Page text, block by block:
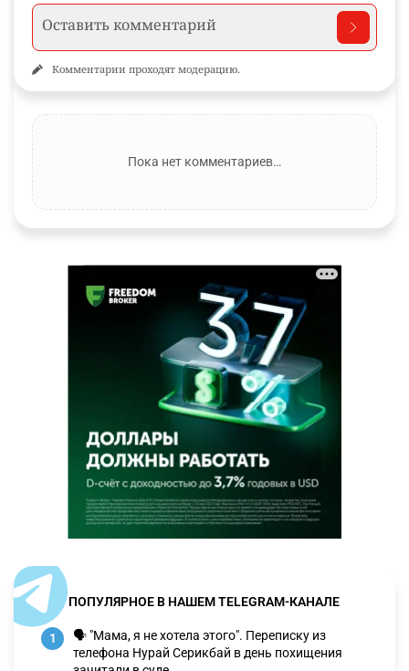
Комментарии проходят модерацию.
Пока нет комментариев…
ПОПУЛЯРНОЕ В НАШЕМ TELEGRAM-КАНАЛЕ
1
🗣 "Мама, я не хотела этого". Переписку из
телефона Нурай Серикбай в день похищения